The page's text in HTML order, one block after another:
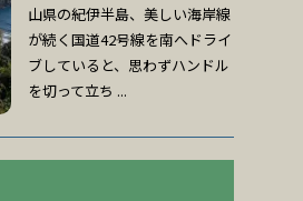
山県の紀伊半島、美しい海岸線
が続く国道42号線を南へドライ
ブしていると、思わずハンドル
を切って立ち ...